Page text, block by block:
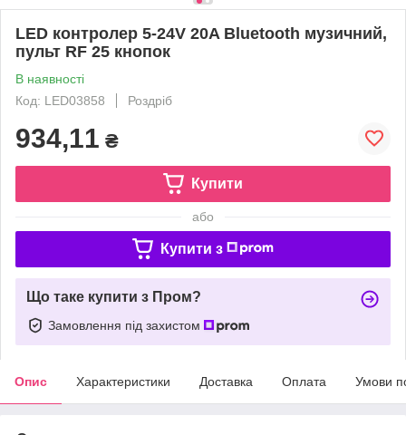
LED контролер 5-24V 20A Bluetooth музичний,
пульт RF 25 кнопок
В наявності
Код: LED03858
Роздріб
934,11 ₴
Купити
або
Купити з
Що таке купити з Пром?
Замовлення під захистом
Опис Характеристики Доставка Оплата Умови